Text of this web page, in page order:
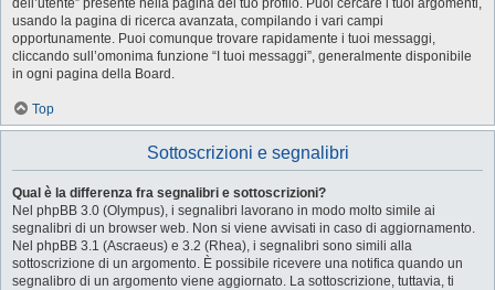
dell’utente” presente nella pagina del tuo profilo. Puoi cercare i tuoi argomenti,
usando la pagina di ricerca avanzata, compilando i vari campi
opportunamente. Puoi comunque trovare rapidamente i tuoi messaggi,
cliccando sull’omonima funzione “I tuoi messaggi”, generalmente disponibile
in ogni pagina della Board.
Top
Sottoscrizioni e segnalibri
Qual è la differenza fra segnalibri e sottoscrizioni?
Nel phpBB 3.0 (Olympus), i segnalibri lavorano in modo molto simile ai
segnalibri di un browser web. Non si viene avvisati in caso di aggiornamento.
Nel phpBB 3.1 (Ascraeus) e 3.2 (Rhea), i segnalibri sono simili alla
sottoscrizione di un argomento. È possibile ricevere una notifica quando un
segnalibro di un argomento viene aggiornato. La sottoscrizione, tuttavia, ti